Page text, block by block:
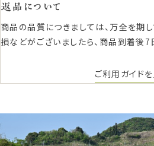
返品について
商品の品質につきましては、万全を期
損などがございましたら、商品到着後7
ご利用ガイド